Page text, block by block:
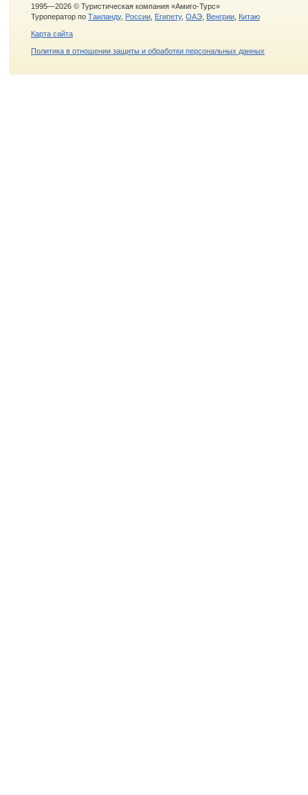
1995—2026 © Туристическая компания «Амиго-Турс»
Туроператор по Таиланду, России Египету, ОАЭ Венгрии Китаю
Карта сайта
Политика в отношении защиты и обработки персональных данных